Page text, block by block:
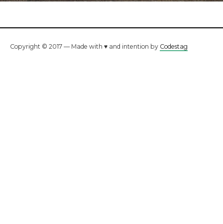
Copyright © 2017 — Made with ♥ and intention by Codestag